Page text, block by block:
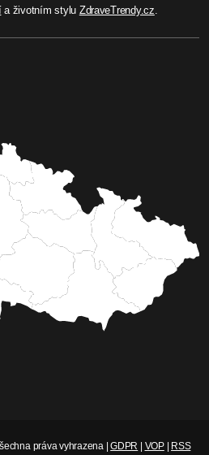
a životním stylu ZdraveTrendy.cz
práva vyhrazena |GDPR | VOP| RSS